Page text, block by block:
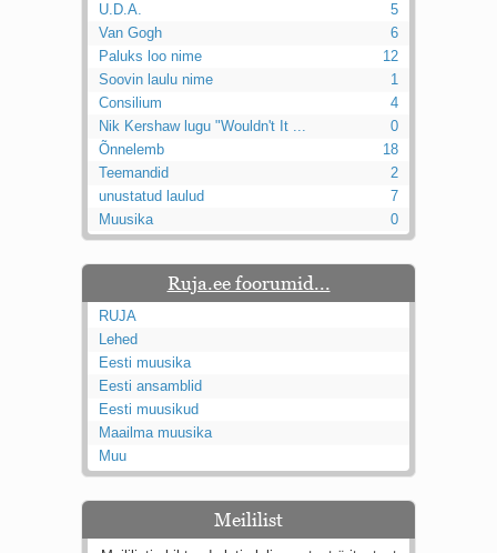
U.D.A.
5
Van Gogh
6
Paluks loo nime
12
Soovin laulu nime
1
Consilium
4
Nik Kershaw lugu "Wouldn't It ...
0
Õnnelemb
18
Teemandid
2
unustatud laulud
7
Muusika
0
Ruja.ee foorumid...
RUJA
Lehed
Eesti muusika
Eesti ansamblid
Eesti muusikud
Maailma muusika
Muu
Meililist